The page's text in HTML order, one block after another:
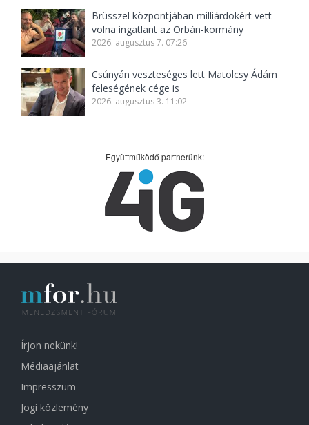
Brüsszel központjában milliárdokért vett
volna ingatlant az Orbán-kormány
2026. augusztus 7. 07:26
Csúnyán veszteséges lett Matolcsy Ádám
feleségének cége is
2026. augusztus 3. 11:02
Együttműködő partnerünk:
Írjon nekünk!
Médiaajánlat
Impresszum
Jogi közlemény